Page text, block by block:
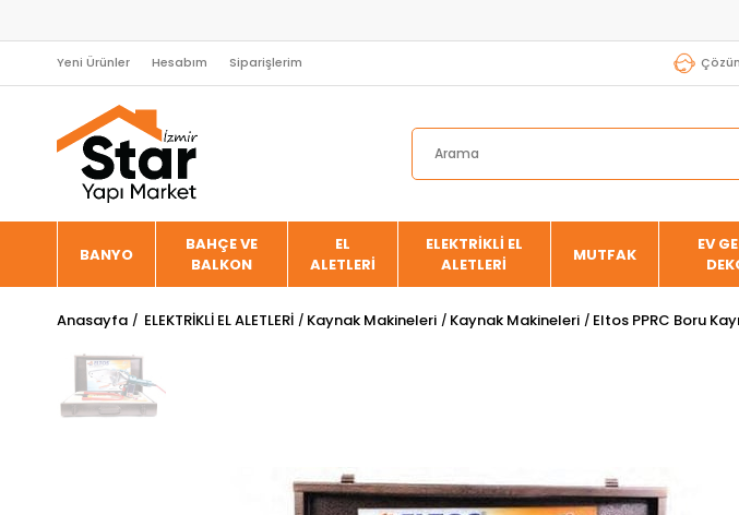
Yeni Ürünler Hesabım Siparişlerim
BANYO
BAHÇE VE
BALKON
EL
ALETLERİ
ELEKTRİKLİ EL
ALETLERİ
MUTFAK
EV
Anasayfa ELEKTRİKLİ EL ALETLERİ Kaynak Makineleri Kaynak Makineleri Eltos PPRC Boru